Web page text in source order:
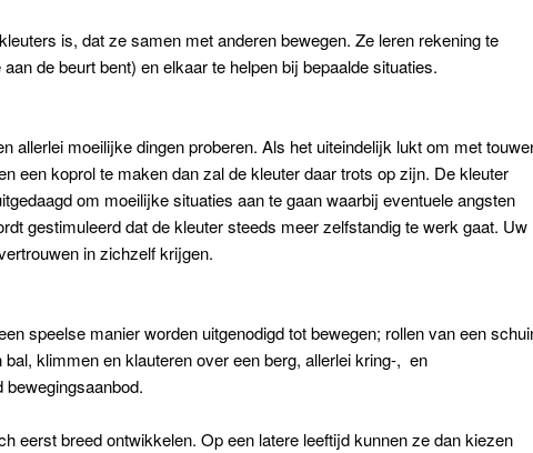
is, dat ze samen met anderen bewegen. Ze leren rekening te
de beurt bent) en elkaar te helpen bij bepaalde situaties.
allerlei moeilijke dingen proberen. Als het uiteindelijk lukt om met
een koprol te maken dan zal de kleuter daar trots op zijn. De kleuter
om moeilijke situaties aan te gaan waarbij eventuele angsten
gestimuleerd dat de kleuter steeds meer zelfstandig te werk gaat. Uw
in zichzelf krijgen.
speelse manier worden uitgenodigd tot bewegen; rollen van een
klimmen en klauteren over een berg, allerlei kring-, en
eerst breed ontwikkelen. Op een latere leeftijd kunnen ze dan kiezen